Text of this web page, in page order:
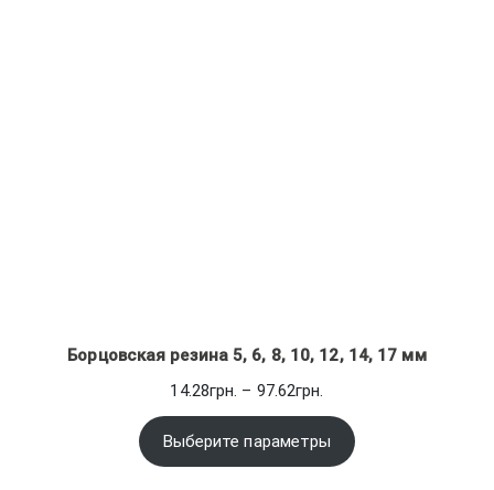
Борцовская резина 5, 6, 8, 10, 12, 14, 17 мм
14.28грн. – 97.62грн.
цен:
14.28грн.
–
Выберите параметры